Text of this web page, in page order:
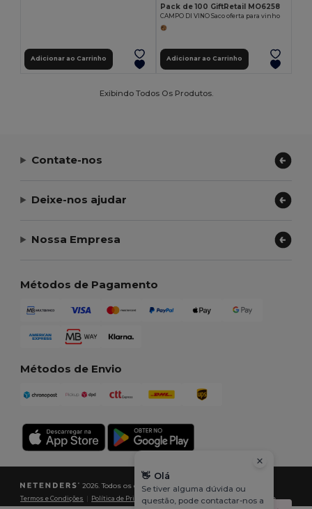
Adicionar ao Carrinho
Pack de 100 GiftRetail MO6258
CAMPO DI VINO Saco oferta para vinho
Adicionar ao Carrinho
Exibindo Todos Os Produtos.
Contate-nos
Deixe-nos ajudar
Nossa Empresa
Métodos de Pagamento
Métodos de Envio
2026. Todos os direitos reservados
Termos e Condições Política de Privacidade|Política de cookies| Mapa do Site
👋 Olá
Se tiver alguma dúvida ou
questão, pode contactar-nos a